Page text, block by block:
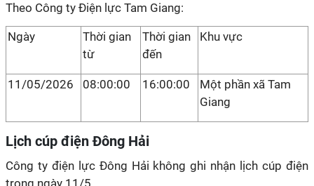
Theo Công ty Điện lực Tam Giang:
Ngày
Thời gian
từ
Thời gian
đến
Khu vực
11/05/2026 08:00:00 16:00:00
Một phần xã Tam
Giang
Lịch cúp điện Đông Hải
Công ty điện lực Đông Hải không ghi nhận lịch cúp điện
trong ngày 11/5.